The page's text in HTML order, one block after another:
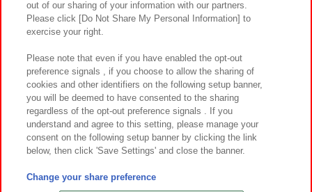
プライバシーポリシー ウェブアクセシビリティ方針と検証結果
お取引先さまとともに
カスタマーハラスメント対応方針 よくあるご質問・お問い合わせ
©Bandai Namco Amusement Inc.
©Bandai Namco Amusement Lab Inc.
out of our sharing of your information with our partners.
Please click [Do Not Share My Personal Information] to
exercise your right.
Please note that even if you have enabled the opt-out
preference signals , if you choose to allow the sharing of
cookies and other identifiers on the following setup banner,
you will be deemed to have consented to the sharing
regardless of the opt-out preference signals . If you
understand and agree to this setting, please manage your
consent on the following setup banner by clicking the link
below, then click 'Save Settings' and close the banner.
Change your share preference